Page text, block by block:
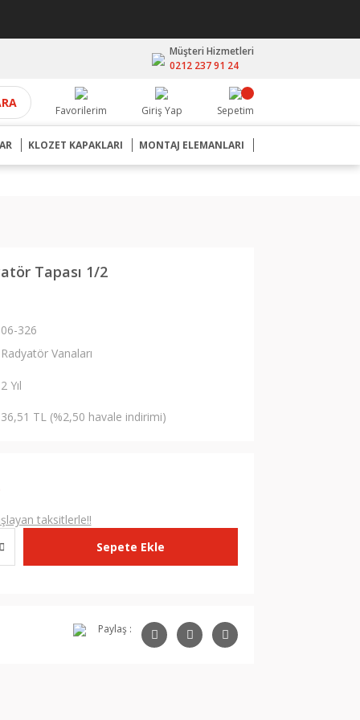
Müşteri Hizmetleri
0212 237 91 24
Favorilerim Giriş Yap Sepetim
KLOZET KAPAKLARI MONTAJ ELEMANLARI
Tapası 1/2
06-326
Radyatör Vanaları
2 Yıl
36,51 TL (%2,50 havale indirimi)
taksitlerle!!
Sepete Ekle
Paylaş :